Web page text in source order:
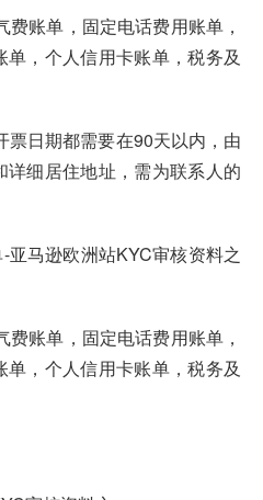
账单，固定电话费用账单，
，个人信用卡账单，税务及
票日期都需要在90天以内，由
细居住地址，需为联系人的
马逊欧洲站KYC审核资料之
账单，固定电话费用账单，
，个人信用卡账单，税务及